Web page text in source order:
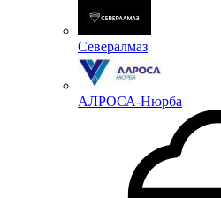
Севералмаз
АЛРОСА-Нюрба